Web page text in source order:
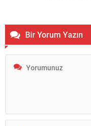
Bir Yorum Yazın